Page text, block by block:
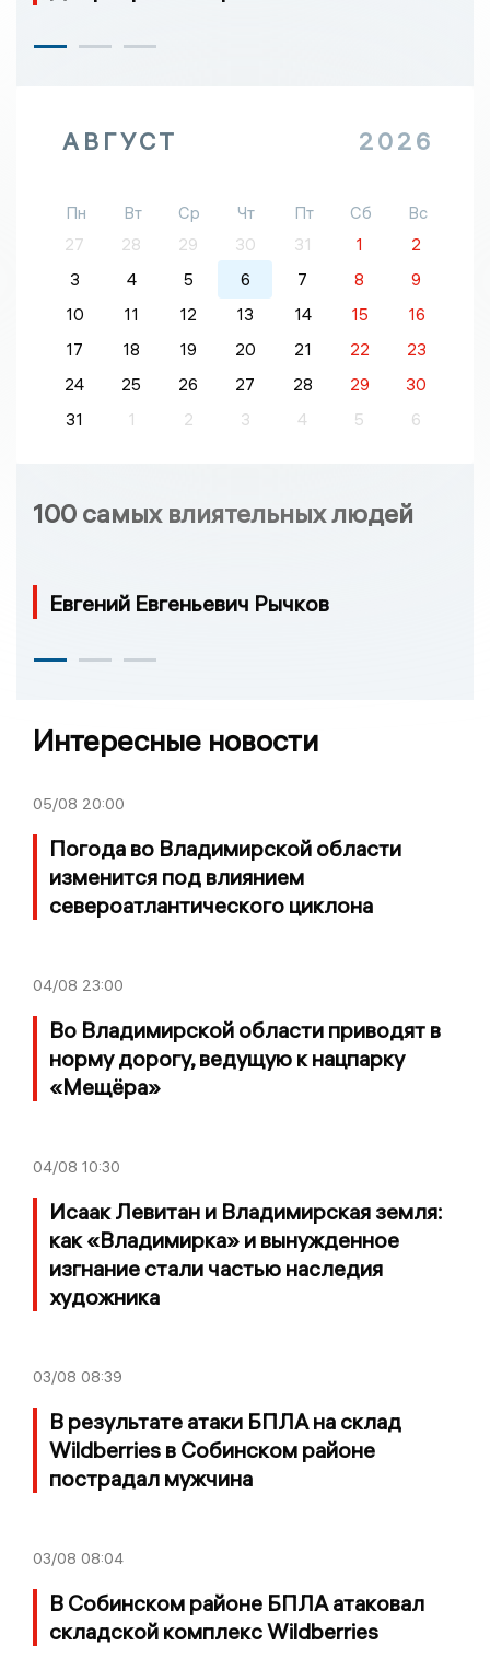
АВГУСТ 2026
Пн Вт Ср Чт Пт Сб
Вс
27
28 29 30 31 1
2
3
4 5 6 7 8
9
10
11 12 13 14 15
16
17
18 19 20 21 22
23
24
25 26 27 28 29
30
31
1 2 3 4 5 6
100 самых влиятельных людей
Евгений Евгеньевич Рычков
Интересные новости
05/08 20:00
Погода во Владимирской области
изменится под влиянием
североатлантического циклона
04/08 23:00
Во Владимирской области приводят в
норму дорогу, ведущую к нацпарку
«Мещёра»
04/08 10:30
Исаак Левитан и Владимирская земля:
как «Владимирка» и вынужденное
изгнание стали частью наследия
художника
03/08 08:39
В результате атаки БПЛА на склад
Wildberries в Собинском районе
пострадал мужчина
03/08 08:04
В Собинском районе БПЛА атаковал
складской комплекс Wildberries